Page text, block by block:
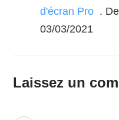
d'écran Pro .
03/03/2021
Laissez un